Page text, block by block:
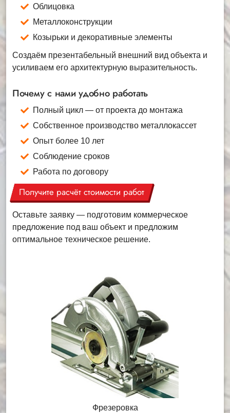
Облицовка
Металлоконструкции
Козырьки и декоративные элементы
Создаём презентабельный внешний вид объекта и
усиливаем его архитектурную выразительность.
Почему с нами удобно работать
Полный цикл — от проекта до монтажа
Собственное производство металлокассет
Опыт более 10 лет
Соблюдение сроков
Работа по договору
Получите расчёт стоимости работ
Оставьте заявку — подготовим коммерческое
предложение под ваш объект и предложим
оптимальное техническое решение.
Фрезеровка